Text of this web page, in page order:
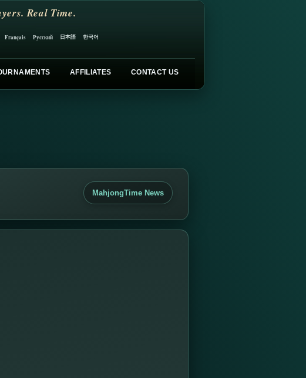
Real Time.
Français Русский 日本語 한국어
AFFILIATES CONTACT US
MahjongTime News